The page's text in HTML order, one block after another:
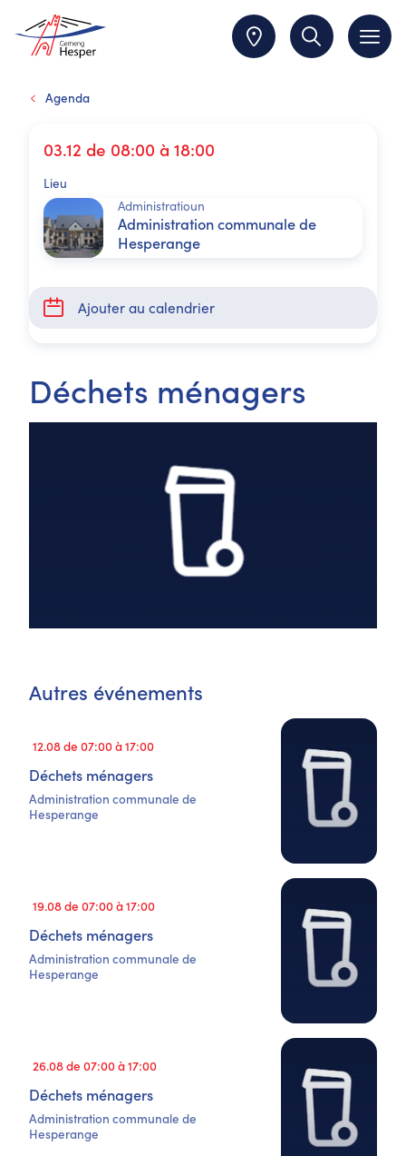
Agenda
03.12 de 08:00 à 18:00
Lieu
Administratioun
Administration communale de
Hesperange
Ajouter au calendrier
Déchets ménagers
Autres événements
12.08 de 07:00 à 17:00
Déchets ménagers
Administration communale de
Hesperange
19.08 de 07:00 à 17:00
Déchets ménagers
Administration communale de
Hesperange
26.08 de 07:00 à 17:00
Déchets ménagers
Administration communale de
Hesperange